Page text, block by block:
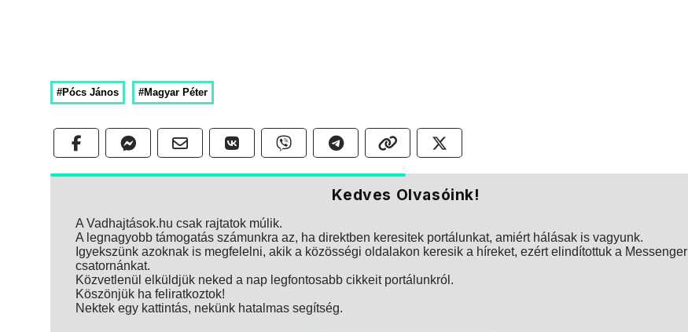
#Pócs János #Magyar Péter
Kedves Olvasóink!
A Vadhajtások.hu csak rajtatok múlik.
A legnagyobb támogatás számunkra az, ha direktben keresitek portálunkat, amiért hálásak is vagyunk.
Igyekszünk azoknak is megfelelni, akik a közösségi oldalakon keresik a híreket, ezért elindítottuk a Messenger
csatornánkat.
Közvetlenül elküldjük neked a nap legfontosabb cikkeit portálunkról.
Köszönjük ha feliratkoztok!
Nektek egy kattintás, nekünk hatalmas segítség.